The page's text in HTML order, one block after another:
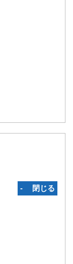
‐ 閉じる